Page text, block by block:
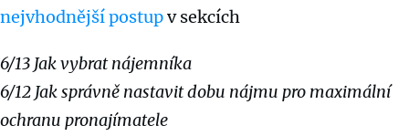
nejvhodnější postupv sekcích
6/13 Jak vybrat nájemníka
6/12 Jak správně nastavit dobu nájmu pro maximální
ochranu pronajímatele